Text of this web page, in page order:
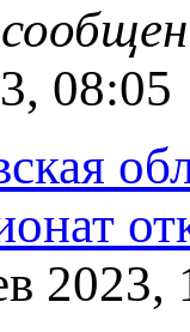
08:05